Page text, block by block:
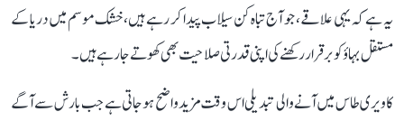
یہ ہے کہ یہی علاقے، جو آج تباہ کن سیلاب پیدا کر رہے ہیں، خشک موسم میں دریا کے
مستقل بہاؤ کو برقرار رکھنے کی اپنی قدرتی صلاحیت بھی کھوتے جا رہے ہیں۔
کاویری طاس میں آنے والی تبدیلی اس وقت مزید واضح ہو جاتی ہے جب بارش سے آگے